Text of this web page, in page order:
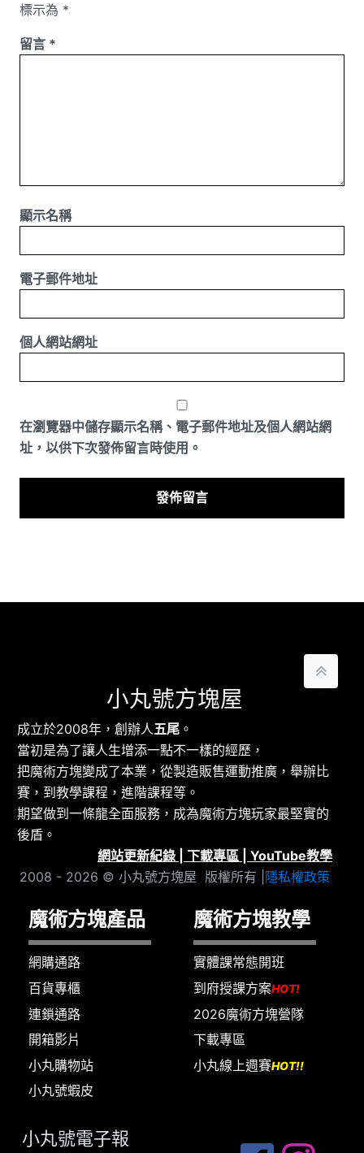
標示為 *
留言 *
顯示名稱
電子郵件地址
個人網站網址
在瀏覽器中儲存顯示名稱、電子郵件地址及個人網站網
址，以供下次發佈留言時使用。
小丸號方塊屋
成立於2008年，創辦人 五尾 。
當初是為了讓人生增添一點不一樣的經歷，
把魔術方塊變成了本業，從製造販售運動推廣，舉辦比
賽，到教學課程，進階課程等。
期望做到一條龍全面服務，成為魔術方塊玩家最堅實的
後盾。
網站更新紀錄
下載專區
YouTube教學
2008 - 2026 © 小丸號方塊屋 版權所有 | 隱私權政策
魔術方塊產品
網購通路
百貨專櫃
連鎖通路
開箱影片
小丸購物站
小丸號蝦皮
魔術方塊教學
實體課常態開班
到府授課方案HOT!
2026魔術方塊營隊
下載專區
小丸線上週賽HOT!!
小丸號電子報